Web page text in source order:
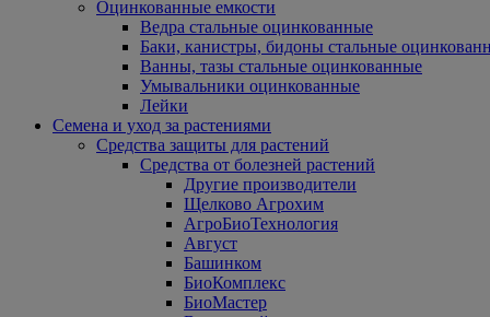
Оцинкованные емкости
Ведра стальные оцинкованные
Баки, канистры, бидоны стальные
Ванны, тазы стальные оцинкованные
Умывальники оцинкованные
Лейки
Семена и уход за растениями
Средства защиты для растений
Средства от болезней растений
Другие производители
Щелково Агрохим
АгроБиоТехнология
Август
Башинком
БиоКомплекс
БиоМастер